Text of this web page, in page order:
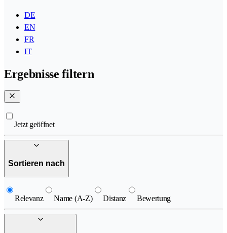
DE
EN
FR
IT
Ergebnisse filtern
Jetzt geöffnet
Sortieren nach
Relevanz Name (A-Z) Distanz Bewertung